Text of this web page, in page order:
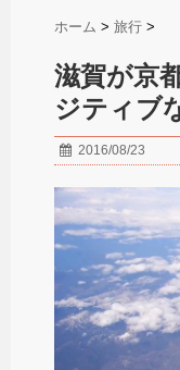
ホーム > 旅行 >
滋賀が京
ジティブ
2016/08/23